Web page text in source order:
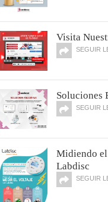
Visita
SEGUIR
Soluciones
SEGUIR
Midiendo
Labdisc
SEGUIR